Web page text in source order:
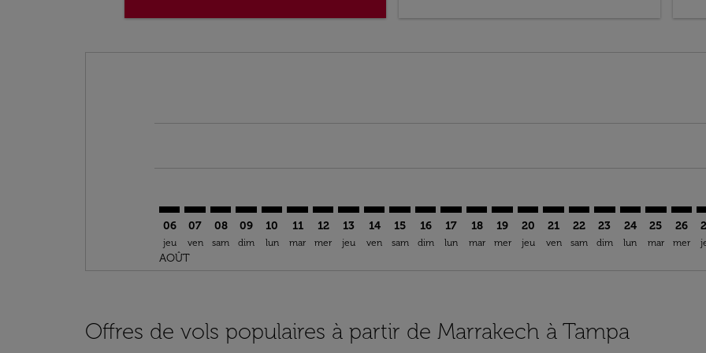
06
jeu
AOÛT
07
ven
08
sam
09
dim
10
lun
11
mar
12
mer
13
jeu
14
ven
15
sam
16
dim
17
lun
18
mar
RAK–TPA: cmp-view-offers-
19
mer
RAK–TPA: cmp-view-offers-
20
jeu
RAK–TPA: cmp-view-
21
ven
RAK–TPA: cmp-view-
22
sam
RAK–TPA: cmp-
23
dim
RAK–TPA:
24
lun
25
mar
26
mer
Offres de vols populaires à partir de Marrakech à Tampa